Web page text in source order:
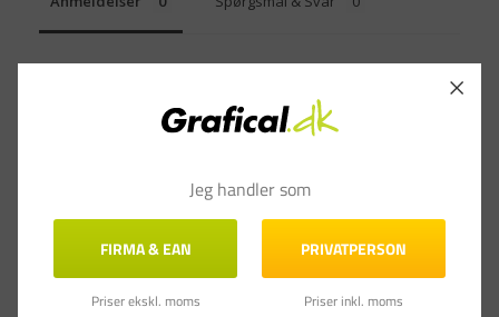
Jeg handler som
FIRMA & EAN
Priser ekskl. moms
PRIVATPERSON
Priser inkl. moms